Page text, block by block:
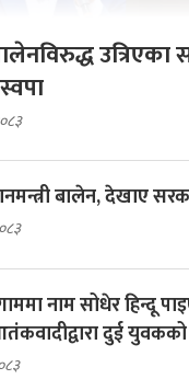
बालेन, देखाए
नाम सोधेर हिन्दू
दुई युवकको